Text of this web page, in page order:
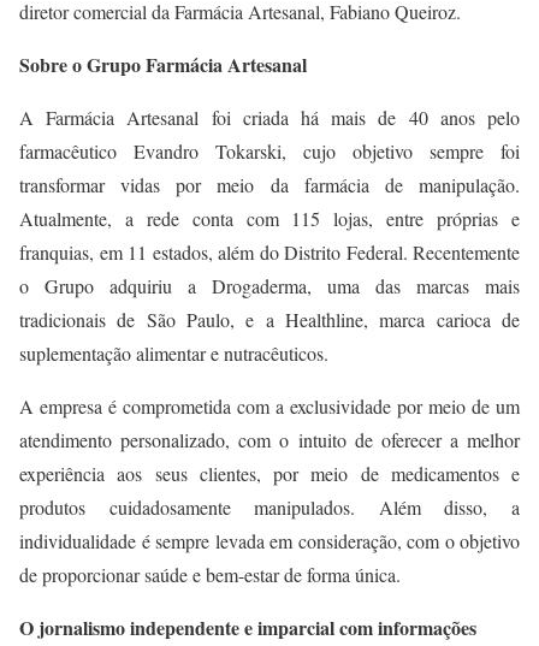
diretor comercial da Farmácia Artesanal, Fabiano Queiroz.
Sobre o Grupo Farmácia Artesanal
A Farmácia Artesanal foi criada há mais de 40 anos pelo
farmacêutico Evandro Tokarski, cujo objetivo sempre foi
transformar vidas por meio da farmácia de manipulação.
Atualmente, a rede conta com 115 lojas, entre próprias e
franquias, em 11 estados, além do Distrito Federal. Recentemente
o Grupo adquiriu a Drogaderma, uma das marcas mais
tradicionais de São Paulo, e a Healthline, marca carioca de
suplementação alimentar e nutracêuticos.
A empresa é comprometida com a exclusividade por meio de um
atendimento personalizado, com o intuito de oferecer a melhor
experiência aos seus clientes, por meio de medicamentos e
produtos cuidadosamente manipulados. Além disso, a
individualidade é sempre levada em consideração, com o objetivo
de proporcionar saúde e bem-estar de forma única.
O jornalismo independente e imparcial com informações